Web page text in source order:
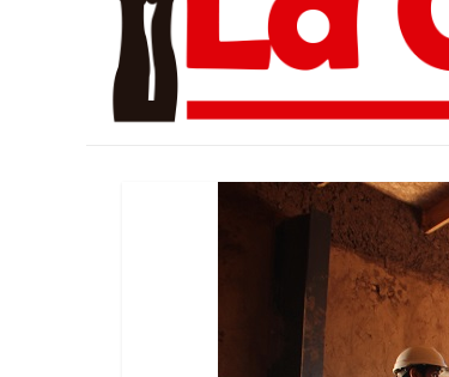
las
Compañías